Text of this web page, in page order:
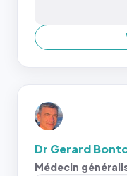
Dr Gerard
Médecin